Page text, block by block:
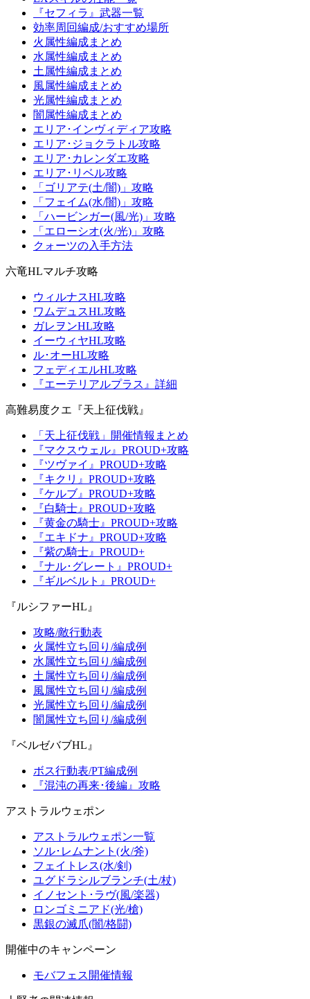
『セフィラ』武器一覧
効率周回編成/おすすめ場所
火属性編成まとめ
水属性編成まとめ
土属性編成まとめ
風属性編成まとめ
光属性編成まとめ
闇属性編成まとめ
エリア･インヴィディア攻略
エリア･ジョクラトル攻略
エリア･カレンダエ攻略
エリア･リベル攻略
「ゴリアテ(土/闇)」攻略
「フェイム(水/闇)」攻略
「ハービンガー(風/光)」攻略
「エローシオ(火/光)」攻略
クォーツの入手方法
六竜HLマルチ攻略
ウィルナスHL攻略
ワムデュスHL攻略
ガレヲンHL攻略
イーウィヤHL攻略
ル･オーHL攻略
フェディエルHL攻略
『エーテリアルプラス』詳細
高難易度クエ『天上征伐戦』
「天上征伐戦」開催情報まとめ
『マクスウェル』PROUD+攻略
『ツヴァイ』PROUD+攻略
『キクリ』PROUD+攻略
『ケルブ』PROUD+攻略
『白騎士』PROUD+攻略
『黄金の騎士』PROUD+攻略
『エキドナ』PROUD+攻略
『紫の騎士』PROUD+
『ナル･グレート』PROUD+
『ギルベルト』PROUD+
『ルシファーHL』
攻略/敵行動表
火属性立ち回り/編成例
水属性立ち回り/編成例
土属性立ち回り/編成例
風属性立ち回り/編成例
光属性立ち回り/編成例
闇属性立ち回り/編成例
『ベルゼバブHL』
ボス行動表/PT編成例
『混沌の再来･後編』攻略
アストラルウェポン
アストラルウェポン一覧
ソル･レムナント(火/斧)
フェイトレス(水/剣)
ユグドラシルブランチ(土/杖)
イノセント･ラヴ(風/楽器)
ロンゴミニアド(光/槍)
黒銀の滅爪(闇/格闘)
開催中のキャンペーン
モバフェス開催情報